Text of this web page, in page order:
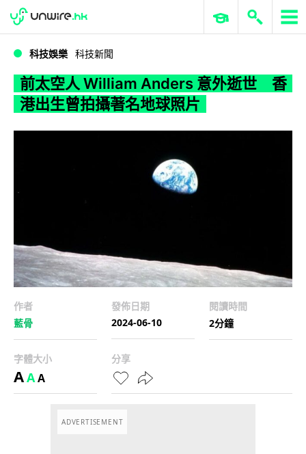
WWDC 2026 ERP 與商業 AI
科技娛樂 科技新聞
前太空人 William Anders 意外逝世 香
港出生曾拍攝著名地球照片
作者
藍骨
發佈日期
2024-06-10
閱讀時間
2分鐘
字體大小
AAA
分享
ADVERTISEMENT